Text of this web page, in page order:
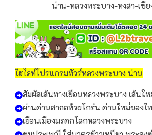
น่าน-หลวงพระบาง-หงสา-เชี
ไฮไลท์โปรแกรมทัวร์หลวงพระบาง น่าน
สัมผัสเส้นทางเยือนหลวงพระบาง เส้นใ
ผ่านด่านสากลห้วยโกร๋น ด่านใหม่่ของไ
เยือนเมืองมรดกโลกหลวงพระบาง